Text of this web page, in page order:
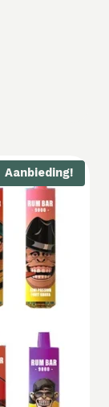
Aanbieding!